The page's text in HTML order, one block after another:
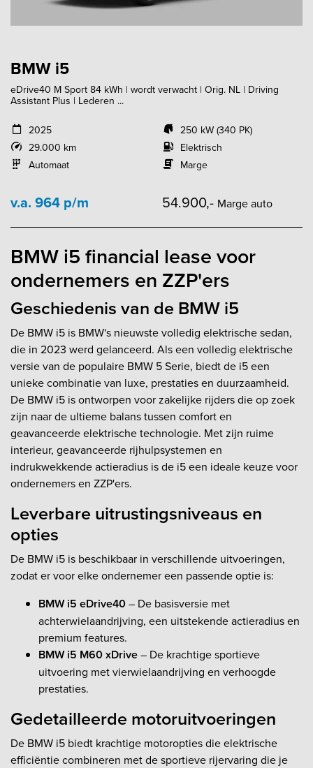
BMW i5
eDrive40 M Sport 84 kWh | wordt verwacht | Orig. NL | Driving
Assistant Plus | Lederen ...
2025
29.000 km
Automaat
250 kW (340 PK)
Elektrisch
Marge
v.a. 964 p/m 54.900,- Marge auto
BMW i5 financial lease voor
ondernemers en ZZP'ers
Geschiedenis van de BMW i5
De BMW i5 is BMW's nieuwste volledig elektrische sedan,
die in 2023 werd gelanceerd. Als een volledig elektrische
versie van de populaire BMW 5 Serie, biedt de i5 een
unieke combinatie van luxe, prestaties en duurzaamheid.
De BMW i5 is ontworpen voor zakelijke rijders die op zoek
zijn naar de ultieme balans tussen comfort en
geavanceerde elektrische technologie. Met zijn ruime
interieur, geavanceerde rijhulpsystemen en
indrukwekkende actieradius is de i5 een ideale keuze voor
ondernemers en ZZP'ers.
Leverbare uitrustingsniveaus en
opties
De BMW i5 is beschikbaar in verschillende uitvoeringen,
zodat er voor elke ondernemer een passende optie is:
BMW i5 eDrive40– De basisversie met
achterwielaandrijving, een uitstekende actieradius en
premium features.
BMW i5 M60 xDrive– De krachtige sportieve
uitvoering met vierwielaandrijving en verhoogde
prestaties.
Gedetailleerde motoruitvoeringen
De BMW i5 biedt krachtige motoropties die elektrische
efficiëntie combineren met de sportieve rijervaring die je